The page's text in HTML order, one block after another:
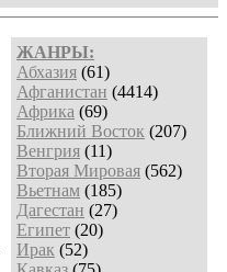
ЖАНРЫ:
Абхазия (61)
Афганистан (4414)
Африка (69)
Ближний Восток (207)
Венгрия (11)
Вторая Мировая (562)
Вьетнам (185)
Дагестан (27)
Египет (20)
Ирак (52)